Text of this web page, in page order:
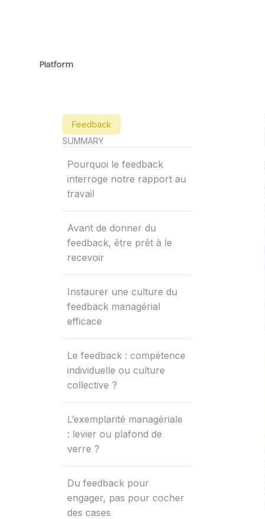
Platform
Feedback
SUMMARY
Pourquoi le feedback
interroge notre rapport au
travail
Avant de donner du
feedback, être prêt à le
recevoir
Instaurer une culture du
feedback managérial
efficace
Le feedback : compétence
individuelle ou culture
collective ?
L’exemplarité managériale
: levier ou plafond de
verre ?
Du feedback pour
engager, pas pour cocher
des cases